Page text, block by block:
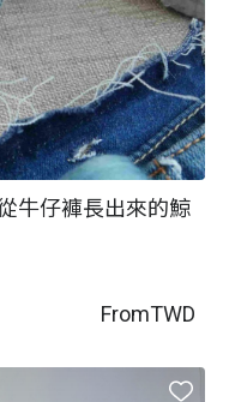
牛仔褲長出來的鯨
FromTWD